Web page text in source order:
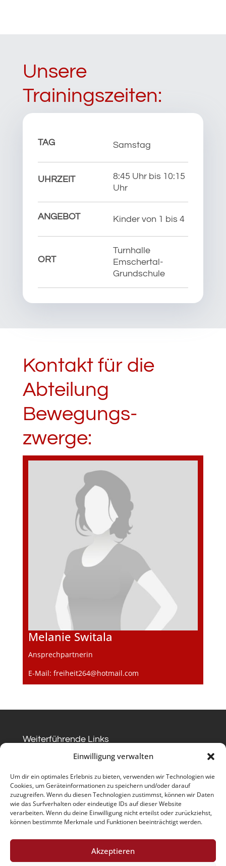
Einwilligung verwalten
Um dir ein optimales Erlebnis zu bieten, verwenden wir Technologien wie
Cookies, um Geräteinformationen zu speichern und/oder darauf
zuzugreifen. Wenn du diesen Technologien zustimmst, können wir Daten
wie das Surfverhalten oder eindeutige IDs auf dieser Website
verarbeiten. Wenn du deine Einwilligung nicht erteilst oder zurückziehst,
können bestimmte Merkmale und Funktionen beeinträchtigt werden.
Akzeptieren
Unsere
Trainingszeiten:
TAG Samstag
UHRZEIT
8:45 Uhr bis 10:15
Uhr
ANGEBOT Kinder von 1 bis 4
ORT
Turnhalle
Emschertal-
Grundschule
Kontakt für die
Abteilung
Bewegungs-
zwerge:
Melanie Switala
Ansprechpartnerin
E-Mail: freiheit264@hotmail.com
Weiterführende Links
Impressum Kontakt
TUS Westfalia Sölde 1885/1911 e.V.
Vorsitzender : Martin Habig
Lichtendorfer Straße 44
44289 Dortmund
Tel. 0231/4277937